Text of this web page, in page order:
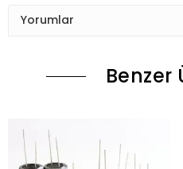
Yorumlar
Benzer